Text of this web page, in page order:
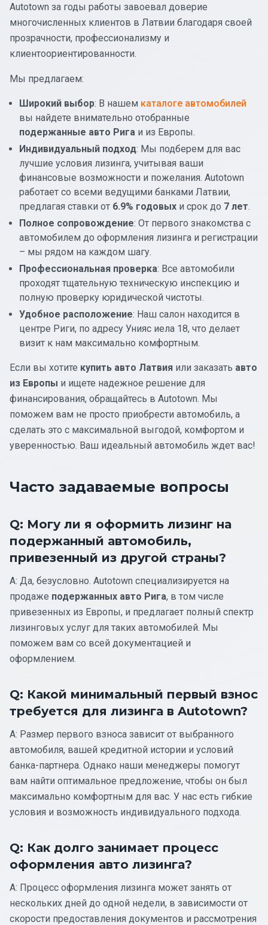
Autotown за годы работы завоевал доверие
многочисленных клиентов в Латвии благодаря своей
прозрачности, профессионализму и
клиентоориентированности.
Мы предлагаем:
Широкий выбор: В нашем каталоге автомобилей
вы найдете внимательно отобранные
подержанные авто Рига и из Европы.
Индивидуальный подход: Мы подберем для вас
лучшие условия лизинга, учитывая ваши
финансовые возможности и пожелания. Autotown
работает со всеми ведущими банками Латвии,
предлагая ставки от 6.9% годовых и срок до 7 лет.
Полное сопровождение: От первого знакомства с
автомобилем до оформления лизинга и регистрации
– мы рядом на каждом шагу.
Профессиональная проверка: Все автомобили
проходят тщательную техническую инспекцию и
полную проверку юридической чистоты.
Удобное расположение: Наш салон находится в
центре Риги, по адресу Унияс иела 18, что делает
визит к нам максимально комфортным.
Если вы хотите купить авто Латвия или заказать авто
из Европы и ищете надежное решение для
финансирования, обращайтесь в Autotown. Мы
поможем вам не просто приобрести автомобиль, а
сделать это с максимальной выгодой, комфортом и
уверенностью. Ваш идеальный автомобиль ждет вас!
Часто задаваемые вопросы
Q: Могу ли я оформить лизинг на
подержанный автомобиль,
привезенный из другой страны?
A: Да, безусловно. Autotown специализируется на
продаже подержанных авто Рига, в том числе
привезенных из Европы, и предлагает полный спектр
лизинговых услуг для таких автомобилей. Мы
поможем вам со всей документацией и
оформлением.
Q: Какой минимальный первый взнос
требуется для лизинга в Autotown?
A: Размер первого взноса зависит от выбранного
автомобиля, вашей кредитной истории и условий
банка-партнера. Однако наши менеджеры помогут
вам найти оптимальное предложение, чтобы он был
максимально комфортным для вас. У нас есть гибкие
условия и возможность индивидуального подхода.
Q: Как долго занимает процесс
оформления авто лизинга?
A: Процесс оформления лизинга может занять от
нескольких дней до одной недели, в зависимости от
скорости предоставления документов и рассмотрения